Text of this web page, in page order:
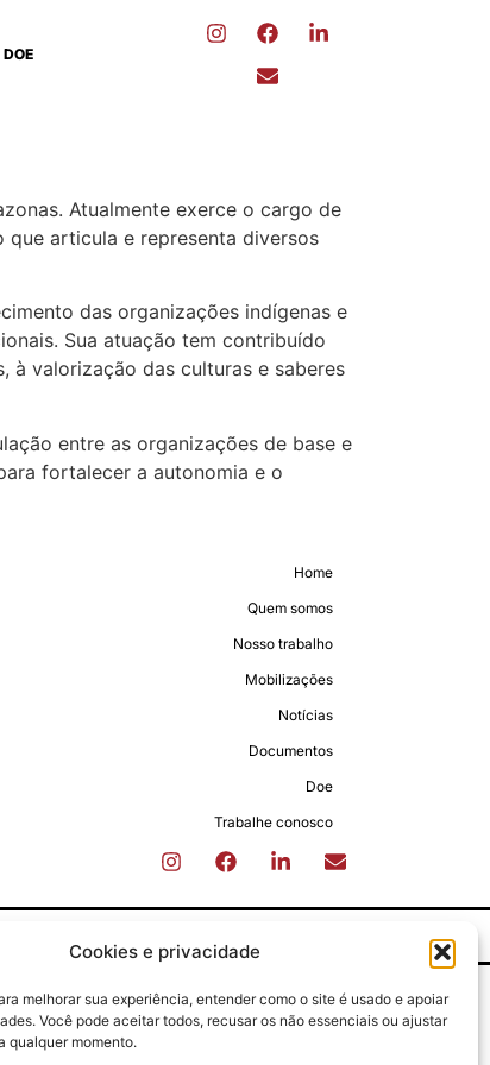
Cookies e privacidade
melhorar sua experiência, entender como o site é usado e apoiar
Você pode aceitar todos, recusar os não essenciais ou ajustar
qualquer momento.
DOE
Atualmente exerce o cargo de
que articula e representa diversos
das organizações indígenas e
Sua atuação tem contribuído
à valorização das culturas e saberes
entre as organizações de base e
fortalecer a autonomia e o
Home
Quem somos
Nosso trabalho
Mobilizações
Notícias
Documentos
Doe
Trabalhe conosco